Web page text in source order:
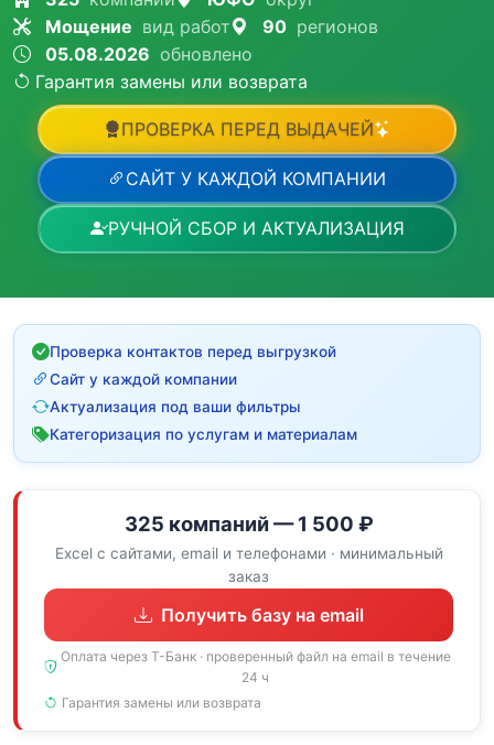
Мощение вид работ 90 регионов
05.08.2026 обновлено
Гарантия замены или возврата
ПРОВЕРКА ПЕРЕД ВЫДАЧЕЙ
САЙТ У КАЖДОЙ КОМПАНИИ
РУЧНОЙ СБОР И АКТУАЛИЗАЦИЯ
Проверка контактов перед выгрузкой
Сайт у каждой компании
Актуализация под ваши фильтры
Категоризация по услугам и материалам
325 компаний — 1 500 ₽
Excel с сайтами, email и телефонами · минимальный
заказ
Получить базу на email
Оплата через Т-Банк · проверенный файл на email в течение
24 ч
Гарантия замены или возврата